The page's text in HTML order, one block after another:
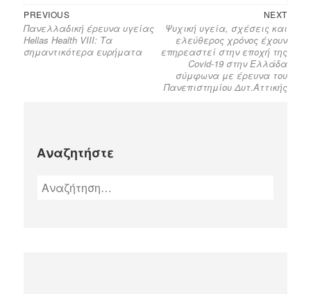
PREVIOUS
Πανελλαδική έρευνα υγείας
Hellas Health VIII: Τα
σημαντικότερα ευρήματα
NEXT
Ψυχική υγεία, σχέσεις και
ελεύθερος χρόνος έχουν
επηρεαστεί στην εποχή της
Covid-19 στην Ελλάδα
σύμφωνα με έρευνα του
Πανεπιστημίου Δυτ.Αττικής
Αναζητήστε